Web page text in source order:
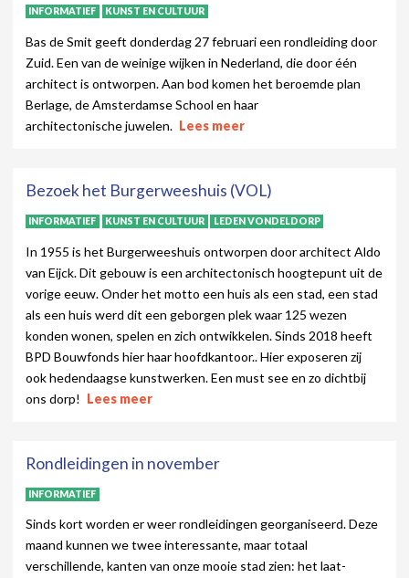
INFORMATIEF KUNST EN CULTUUR
Bas de Smit geeft donderdag 27 februari een rondleiding door
Zuid. Een van de weinige wijken in Nederland, die door één
architect is ontworpen. Aan bod komen het beroemde plan
Berlage, de Amsterdamse School en haar
architectonische juwelen. Lees meer
Bezoek het Burgerweeshuis (VOL)
INFORMATIEF KUNST EN CULTUUR LEDEN VONDELDORP
In 1955 is het Burgerweeshuis ontworpen door architect Aldo
van Eijck. Dit gebouw is een architectonisch hoogtepunt uit de
vorige eeuw. Onder het motto een huis als een stad, een stad
als een huis werd dit een geborgen plek waar 125 wezen
konden wonen, spelen en zich ontwikkelen. Sinds 2018 heeft
BPD Bouwfonds hier haar hoofdkantoor.. Hier exposeren zij
ook hedendaagse kunstwerken. Een must see en zo dichtbij
ons dorp! Lees meer
Rondleidingen in november
INFORMATIEF
Sinds kort worden er weer rondleidingen georganiseerd. Deze
maand kunnen we twee interessante, maar totaal
verschillende, kanten van onze mooie stad zien: het laat-